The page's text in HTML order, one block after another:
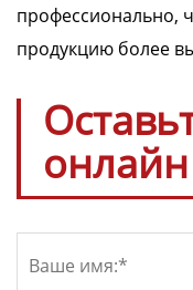
профессионально,
продукцию более
онлайн